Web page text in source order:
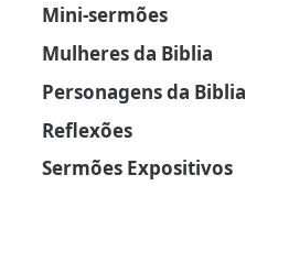
Mini-sermões
Mulheres da Biblia
Personagens da Biblia
Reflexões
Sermões Expositivos